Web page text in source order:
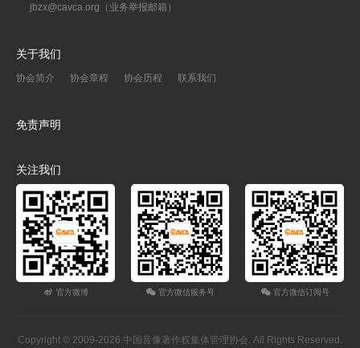
jbzx@cavca.org （业务举报邮箱）
关于我们
协会简介 协会章程 协会历程 联系我们
免责声明
关注我们
官方微博 官方微信服务号 官方微信订阅号
Copyright © 2009-2026 中国音像著作权集体管理协会. All Rights Reserved.